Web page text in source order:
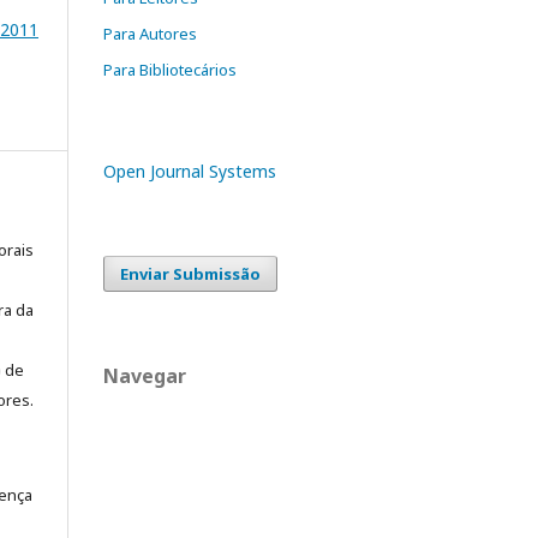
da
de
Para Autores
Para Bibliotecários
Open Journal Systems
Enviar Submissão
Navegar